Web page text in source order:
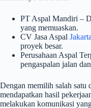
PT Aspal Mandiri –
yang memuaskan.
CV Jasa Aspal Jakarta
proyek besar.
Perusahaan Aspal
pengaspalan jalan
Dengan memilih salah satu
mendapatkan hasil
melakukan komunikasi